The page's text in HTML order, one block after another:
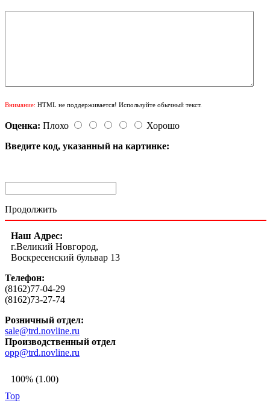
Внимание: HTML не поддерживается! Используйте обычный текст.
Оценка: Плохо
Хорошо
Введите код, указанный на картинке:
Продолжить
Наш Адрес:
г.Великий Новгород,
Воскресенский бульвар 13
Телефон:
(8162)77-04-29
(8162)73-27-74
Розничный отдел:
sale@trd.novline.ru
Производственный отдел
opp@trd.novline.ru
100% (1.00)
Top